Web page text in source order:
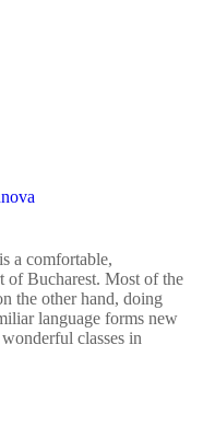
a comfortable,
of Bucharest. Most of the
the other hand, doing
language forms new
classes in